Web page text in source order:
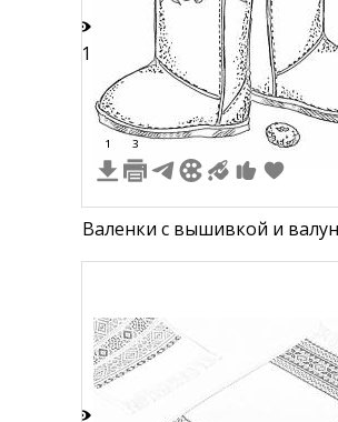
11
1 3
Валенки с вышивкой и